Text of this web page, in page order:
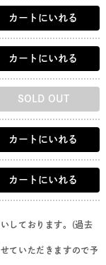
カートにいれる
カートにいれる
SOLD OUT
カートにいれる
カートにいれる
しております。(過去
ていただきますので予